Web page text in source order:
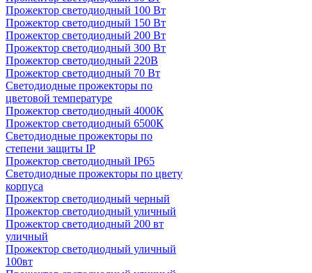
Прожектор светодиодный 100 Вт
Прожектор светодиодный 150 Вт
Прожектор светодиодный 200 Вт
Прожектор светодиодный 300 Вт
Прожектор светодиодный 220В
Прожектор светодиодный 70 Вт
Светодиодные прожекторы по
цветовой температуре
Прожектор светодиодный 4000К
Прожектор светодиодный 6500К
Светодиодные прожекторы по
степени защиты IP
Прожектор светодиодный IP65
Светодиодные прожекторы по цвету
корпуса
Прожектор светодиодный черный
Прожектор светодиодный уличный
Прожектор светодиодный 200 вт
уличный
Прожектор светодиодный уличный
100вт